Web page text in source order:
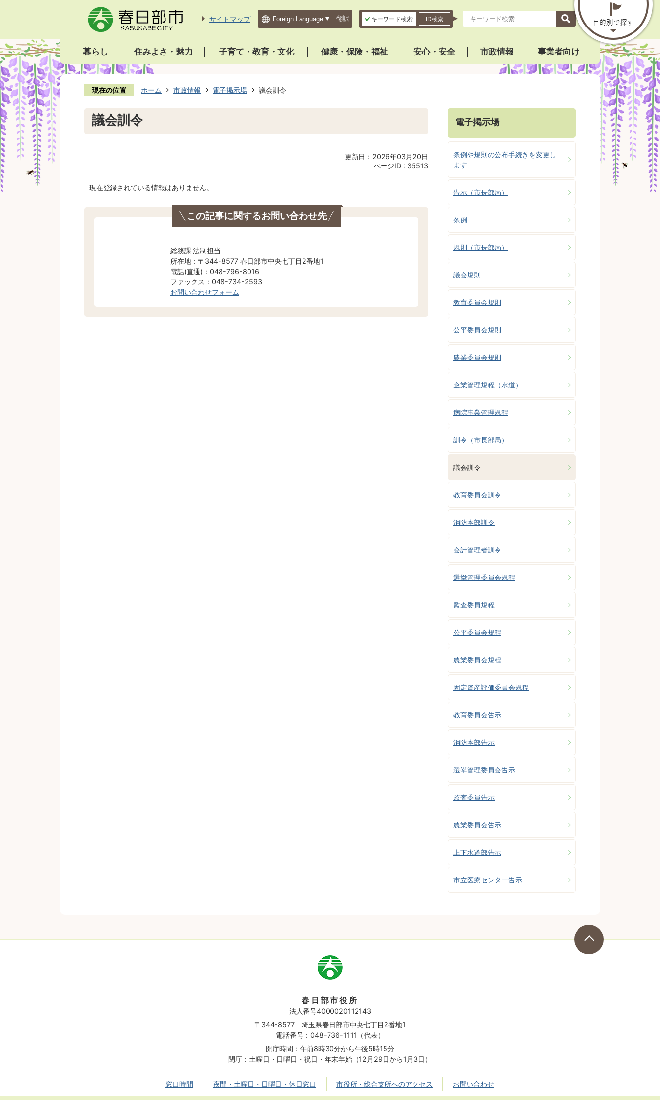
サイトマップ 翻訳 キーワード検索 ID検索
暮らし 住みよさ・魅力 子育て・教育・文化 健康・保険・福祉 安心・安全 市政情報 事業者向け
現在の位置 ホーム 市政情報 電子掲示場 議会訓令
議会訓令
更新日：2026年03月20日
ページID : 35513
現在登録されている情報はありません。
この記事に関するお問い合わせ先
総務課 法制担当
所在地：〒344-8577 春日部市中央七丁目2番地1
電話(直通)：048-796-8016
ファックス：048-734-2593
お問い合わせフォーム
電子掲示場
条例や規則の公布手続きを変更し
ます
告示（市長部局）
条例
規則（市長部局）
議会規則
教育委員会規則
公平委員会規則
農業委員会規則
企業管理規程（水道）
病院事業管理規程
訓令（市長部局）
議会訓令
教育委員会訓令
消防本部訓令
会計管理者訓令
選挙管理委員会規程
監査委員規程
公平委員会規程
農業委員会規程
固定資産評価委員会規程
教育委員会告示
消防本部告示
選挙管理委員会告示
監査委員告示
農業委員会告示
上下水道部告示
市立医療センター告示
市
章
春日部市役所
法人番号4000020112143
〒344-8577 埼玉県春日部市中央七丁目2番地1
電話番号：048-736-1111（代表）
開庁時間：午前8時30分から午後5時15分
閉庁：土曜日・日曜日・祝日・年末年始（12月29日から1月3日）
窓口時間 夜間・土曜日・日曜日・休日窓口 市役所・総合支所へのアクセス お問い合わせ